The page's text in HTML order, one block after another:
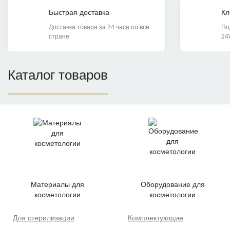
Быстрая доставка
Доставка товара за 24 часа по все
стране
Каталог товаров
Материалы для
косметологии
Для стерилизации
Оборудование для
косметологии
Комплектующие